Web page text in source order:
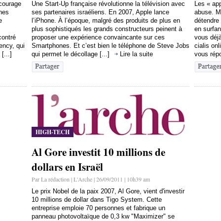
qui
[...]
Une Start-Up française révolutionne la télévision avec
ses partenaires israéliens. En 2007, Apple lance
l’iPhone. À l’époque, malgré des produits de plus en
plus sophistiqués les grands constructeurs peinent à
proposer une expérience convaincante sur ces
Smartphones. Et c’est bien le téléphone de Steve Jobs
qui permet le décollage [...]
Lire la suite
Les «
abuse.
en
vous
cialis
vous
HIGH-TECH
Al Gore investit 10 millions de
dollars en Israël
Par La rédaction | L'Arche | 26/09/2011 | 10h39 am
Le prix Nobel de la paix 2007, Al Gore, vient d'investir
10 millions de dollar dans Tigo System. Cette
entreprise emploie 70 personnes et fabrique un
panneau photovoltaïque de 0,3 kw "Maximizer" se